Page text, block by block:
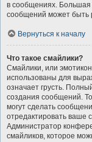
в сообщениях.
сообщений может быть
Вернуться к началу
Что такое смайлики?
Смайлики, или
использованы для
означает грусть.
создания сообщений.
могут сделать
отредактировать ваше
Администратор
смайликов, которое